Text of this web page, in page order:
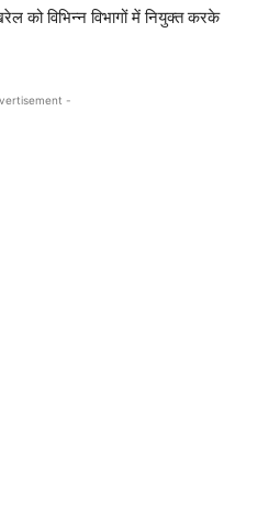
को विभिन्न विभागों में नियुक्त करके
-